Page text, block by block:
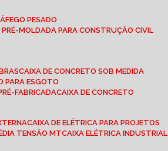
PESADO
PRÉ-MOLDADA PARA CONSTRUÇÃO CIVIL
CAIXA DE CONCRETO SOB MEDIDA
PARA ESGOTO
FABRICADA CAIXA DE CONCRETO
CAIXA DE ELÉTRICA PARA PROJETOS
TENSÃO MT CAIXA ELÉTRICA INDUSTRIAL